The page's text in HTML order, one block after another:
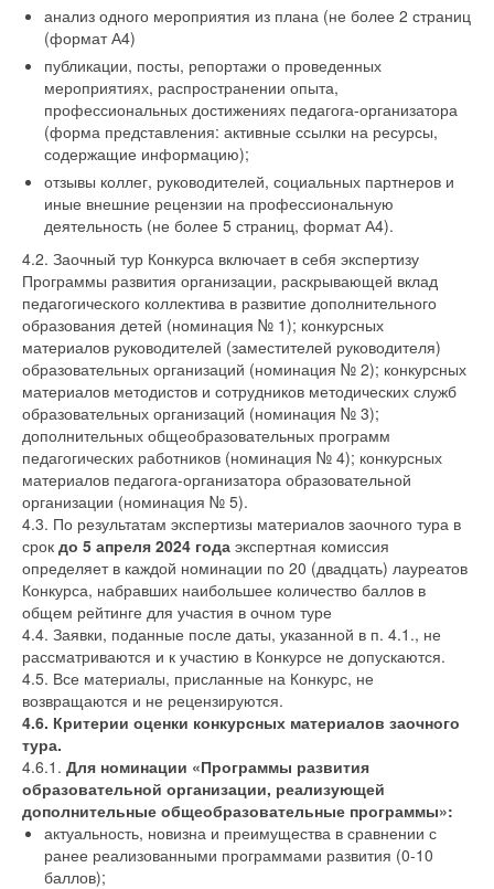
анализ одного мероприятия из плана (не более 2 страниц
(формат А4)
публикации, посты, репортажи о проведенных
мероприятиях, распространении опыта,
профессиональных достижениях педагога-организатора
(форма представления: активные ссылки на ресурсы,
содержащие информацию);
отзывы коллег, руководителей, социальных партнеров и
иные внешние рецензии на профессиональную
деятельность (не более 5 страниц, формат А4).
4.2. Заочный тур Конкурса включает в себя экспертизу
Программы развития организации, раскрывающей вклад
педагогического коллектива в развитие дополнительного
образования детей (номинация № 1); конкурсных
материалов руководителей (заместителей руководителя)
образовательных организаций (номинация № 2); конкурсных
материалов методистов и сотрудников методических служб
образовательных организаций (номинация № 3);
дополнительных общеобразовательных программ
педагогических работников (номинация № 4); конкурсных
материалов педагога-организатора образовательной
организации (номинация № 5).
4.3. По результатам экспертизы материалов заочного тура в
срок до 5 апреля 2024 года экспертная комиссия
определяет в каждой номинации по 20 (двадцать) лауреатов
Конкурса, набравших наибольшее количество баллов в
общем рейтинге для участия в очном туре
4.4. Заявки, поданные после даты, указанной в п. 4.1., не
рассматриваются и к участию в Конкурсе не допускаются.
4.5. Все материалы, присланные на Конкурс, не
возвращаются и не рецензируются.
4.6. Критерии оценки конкурсных материалов заочного
тура.
4.6.1. Для номинации «Программы развития
образовательной организации, реализующей
дополнительные общеобразовательные программы»:
актуальность, новизна и преимущества в сравнении с
ранее реализованными программами развития (0-10
баллов);